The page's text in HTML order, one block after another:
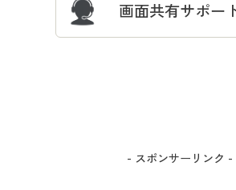
画面共有サポー
- スポンサーリンク -